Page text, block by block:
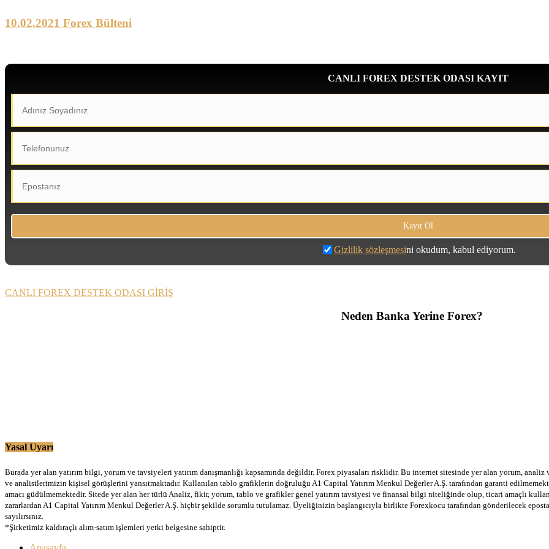
10.02.2021 Forex Bülteni
CANLI FOREX DESTEK ODASI KAYIT
Gizlilik sözleşmesini okudum, kabul ediyorum.
CANLI FOREX DESTEK ODASI GİRİŞ
Neden Banka Yerine Forex?
Yasal Uyarı
Burada yer alan yatırım bilgi, yorum ve tavsiyeleri yatırım danışmanlığı kapsamında değildir. Forex piyasaları risklidir. Bu internet sitesinde yer alan yorum,
ve analistlerimizin kişisel görüşlerini yansıtmaktadır. Kullanılan tablo grafiklerin doğruluğu A1 Capital Yatırım Menkul Değerler A.Ş. tarafından garanti
amacı güdülmemektedir. Sitede yer alan her türlü Analiz, fikir, yorum, tablo ve grafikler genel yatırım tavsiyesi ve finansal bilgi niteliğinde olup, ticari amaçlı
zararlardan A1 Capital Yatırım Menkul Değerler A.Ş. hiçbir şekilde sorumlu tutulamaz. Üyeliğinizin başlangıcıyla birlikte Forexkocu tarafından gönderilecek
sayılırsınız.
*Şirketimiz kaldıraçlı alım-satım işlemleri yetki belgesine sahiptir.